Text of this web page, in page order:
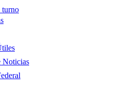
turno